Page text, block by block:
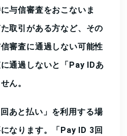
与信審査をおこないま
取引がある方など、その
審査に通過しない可能性
通過しないと「Pay IDあ
ん。
あと払い」を利用する場
なります。「Pay ID 3回